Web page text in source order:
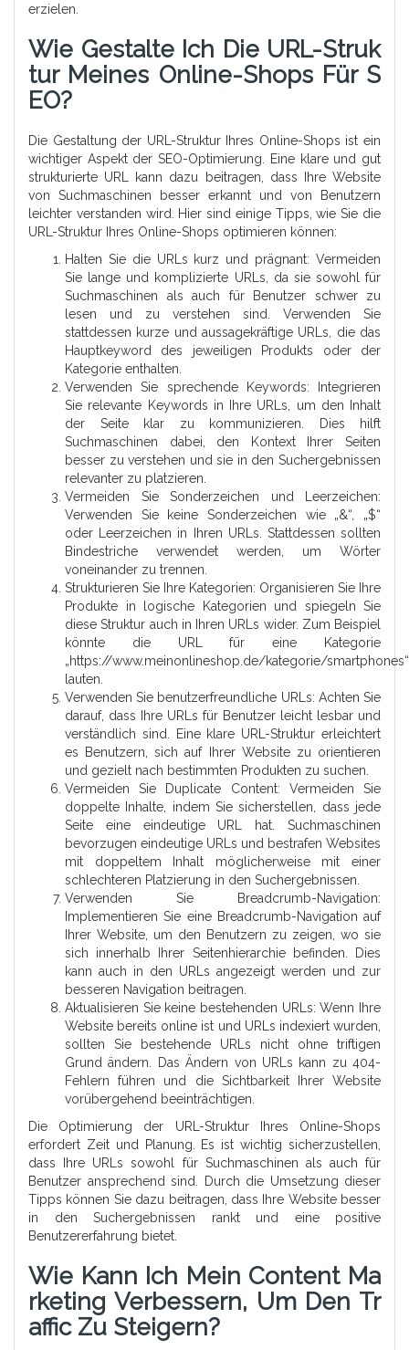
erzielen.
Wie Gestalte Ich Die URL-Struk
Tur Meines Online-Shops Für S
EO?
Die Gestaltung der URL-Struktur Ihres Online-Shops ist ein
wichtiger Aspekt der SEO-Optimierung. Eine klare und gut
strukturierte URL kann dazu beitragen, dass Ihre Website
von Suchmaschinen besser erkannt und von Benutzern
leichter verstanden wird. Hier sind einige Tipps, wie Sie die
URL-Struktur Ihres Online-Shops optimieren können:
Halten Sie die URLs kurz und prägnant: Vermeiden
Sie lange und komplizierte URLs, da sie sowohl für
Suchmaschinen als auch für Benutzer schwer zu
lesen und zu verstehen sind. Verwenden Sie
stattdessen kurze und aussagekräftige URLs, die das
Hauptkeyword des jeweiligen Produkts oder der
Kategorie enthalten.
Verwenden Sie sprechende Keywords: Integrieren
Sie relevante Keywords in Ihre URLs, um den Inhalt
der Seite klar zu kommunizieren. Dies hilft
Suchmaschinen dabei, den Kontext Ihrer Seiten
besser zu verstehen und sie in den Suchergebnissen
relevanter zu platzieren.
Vermeiden Sie Sonderzeichen und Leerzeichen:
Verwenden Sie keine Sonderzeichen wie „&“, „$“
oder Leerzeichen in Ihren URLs. Stattdessen sollten
Bindestriche verwendet werden, um Wörter
voneinander zu trennen.
Strukturieren Sie Ihre Kategorien: Organisieren Sie Ihre
Produkte in logische Kategorien und spiegeln Sie
diese Struktur auch in Ihren URLs wider. Zum Beispiel
könnte die URL für eine Kategorie
„https://www.meinonlineshop.de/kategorie/smartphones“
lauten.
Verwenden Sie benutzerfreundliche URLs: Achten Sie
darauf, dass Ihre URLs für Benutzer leicht lesbar und
verständlich sind. Eine klare URL-Struktur erleichtert
es Benutzern, sich auf Ihrer Website zu orientieren
und gezielt nach bestimmten Produkten zu suchen.
Vermeiden Sie Duplicate Content: Vermeiden Sie
doppelte Inhalte, indem Sie sicherstellen, dass jede
Seite eine eindeutige URL hat. Suchmaschinen
bevorzugen eindeutige URLs und bestrafen Websites
mit doppeltem Inhalt möglicherweise mit einer
schlechteren Platzierung in den Suchergebnissen.
Verwenden Sie Breadcrumb-Navigation:
Implementieren Sie eine Breadcrumb-Navigation auf
Ihrer Website, um den Benutzern zu zeigen, wo sie
sich innerhalb Ihrer Seitenhierarchie befinden. Dies
kann auch in den URLs angezeigt werden und zur
besseren Navigation beitragen.
Aktualisieren Sie keine bestehenden URLs: Wenn Ihre
Website bereits online ist und URLs indexiert wurden,
sollten Sie bestehende URLs nicht ohne triftigen
Grund ändern. Das Ändern von URLs kann zu 404-
Fehlern führen und die Sichtbarkeit Ihrer Website
vorübergehend beeinträchtigen.
Die Optimierung der URL-Struktur Ihres Online-Shops
erfordert Zeit und Planung. Es ist wichtig sicherzustellen,
dass Ihre URLs sowohl für Suchmaschinen als auch für
Benutzer ansprechend sind. Durch die Umsetzung dieser
Tipps können Sie dazu beitragen, dass Ihre Website besser
in den Suchergebnissen rankt und eine positive
Benutzererfahrung bietet.
Wie Kann Ich Mein Content Ma
Rketing Verbessern, Um Den Tr
Affic Zu Steigern?